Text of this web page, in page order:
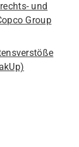
und
Group